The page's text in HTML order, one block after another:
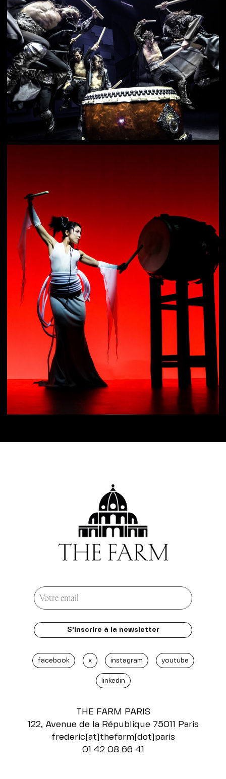
facebook x instagram youtube
linkedin
THE FARM
PARIS
122, Avenue de la République 75011 Paris
frederic[at]thefarm[dot]paris
01 42 08 66 41